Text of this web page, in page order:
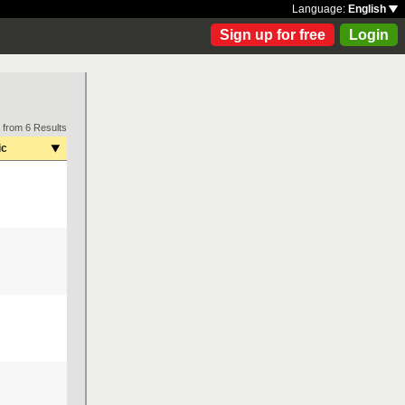
Language: English
Sign up for free Login
from 6 Results